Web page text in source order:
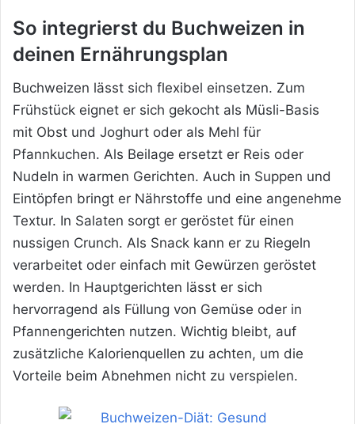
So integrierst du Buchweizen in
deinen Ernährungsplan
Buchweizen lässt sich flexibel einsetzen. Zum
Frühstück eignet er sich gekocht als Müsli-Basis
mit Obst und Joghurt oder als Mehl für
Pfannkuchen. Als Beilage ersetzt er Reis oder
Nudeln in warmen Gerichten. Auch in Suppen und
Eintöpfen bringt er Nährstoffe und eine angenehme
Textur. In Salaten sorgt er geröstet für einen
nussigen Crunch. Als Snack kann er zu Riegeln
verarbeitet oder einfach mit Gewürzen geröstet
werden. In Hauptgerichten lässt er sich
hervorragend als Füllung von Gemüse oder in
Pfannengerichten nutzen. Wichtig bleibt, auf
zusätzliche Kalorienquellen zu achten, um die
Vorteile beim Abnehmen nicht zu verspielen.